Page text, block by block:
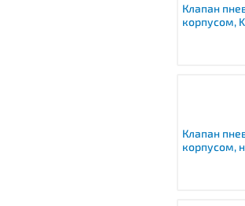
Клапан
корпусом,
Клапан
корпусом,